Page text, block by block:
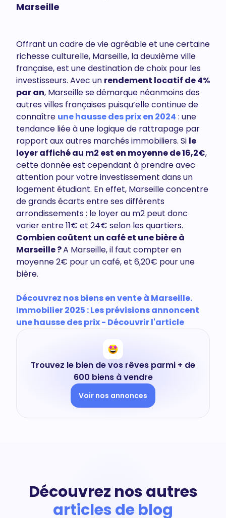
Marseille
Offrant un cadre de vie agréable et une certaine
richesse culturelle, Marseille, la deuxième ville
française, est une destination de choix pour les
investisseurs. Avec un rendement locatif de 4%
par an, Marseille se démarque néanmoins des
autres villes françaises puisqu’elle continue de
connaître une hausse des prix en 2024 : une
tendance liée à une logique de rattrapage par
rapport aux autres marchés immobiliers. Si le
loyer affiché au m2 est en moyenne de 16,2€,
cette donnée est cependant à prendre avec
attention pour votre investissement dans un
logement étudiant. En effet, Marseille concentre
de grands écarts entre ses différents
arrondissements : le loyer au m2 peut donc
varier entre 11€ et 24€ selon les quartiers.
Combien coûtent un café et une bière à
Marseille ?A Marseille, il faut compter en
moyenne 2€ pour un café, et 6,20€ pour une
bière.
Découvrez nos biens en vente à Marseille.
Immobilier 2025 : Les prévisions annoncent
une hausse des prix - Découvrir l'article
Trouvez le bien de vos rêves parmi + de
600 biens à vendre
Voir nos annonces
Découvrez nos autres
articles de blog